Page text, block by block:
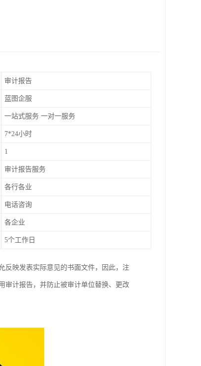
审计报告
蓝图企服
一站式服务 一对一服务
7*24小时
1
审计报告服务
各行各业
电话咨询
各企业
5个工作日
反映发表实际意见的书面文件，因此，注
审计报告，并防止被审计单位替换、更改